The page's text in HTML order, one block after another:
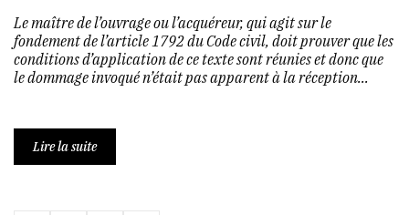
Le maître de l’ouvrage ou l’acquéreur, qui agit sur le
fondement de l’article 1792 du Code civil, doit prouver que les
conditions d’application de ce texte sont réunies et donc que
le dommage invoqué n’était pas apparent à la réception...
Lire la suite